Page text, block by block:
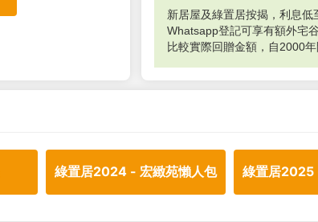
新居屋及綠置居按揭，利息
Whatsapp登記可享有額外宅
比較實際回贈金額，自2000
綠置居2024 - 宏緻苑懶人包 綠置居2025